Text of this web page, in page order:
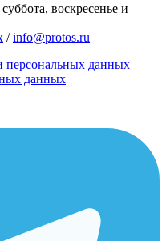
воскресенье и
/info@protos.ru
персональных данных
данных